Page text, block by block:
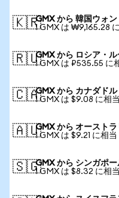
🇰🇷GMX から 韓国ウォン
1 GMX は ₩9,165.28
🇷🇺GMX から ロシア・
1 GMX は ₽535.55 に
🇨🇦GMX から カナダドル
1 GMX は $9.08 に相当
🇦🇺GMX から オースト
1 GMX は $9.21 に相当
🇸🇬GMX から シンガポ
1 GMX は $8.32 に相当